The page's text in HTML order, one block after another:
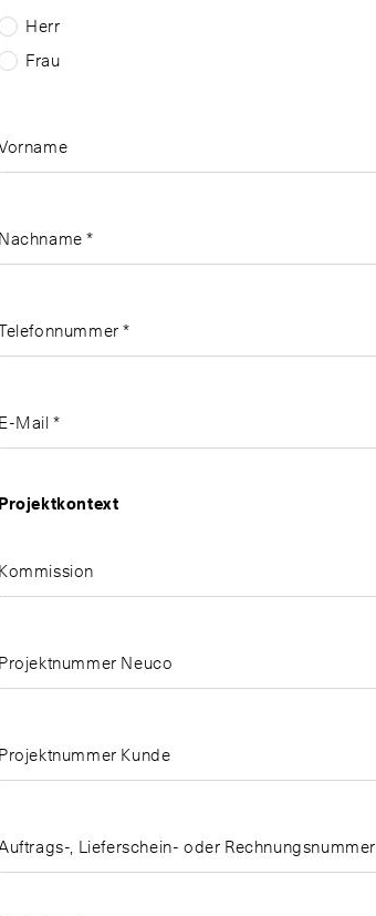
Herr
Frau
Nachname *
*
E-Mail *
PLZ, Ort
Projektkontext
Kommission
Projektnummer Neuco
Projektnummer Kunde
, Lieferschein- oder Rechnungsnummer